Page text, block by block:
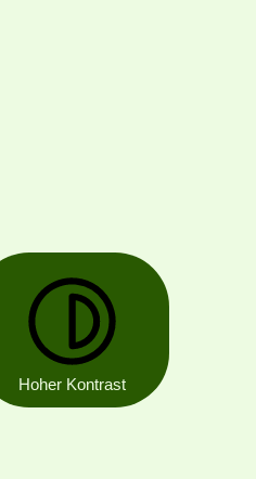
Hoher Kontrast